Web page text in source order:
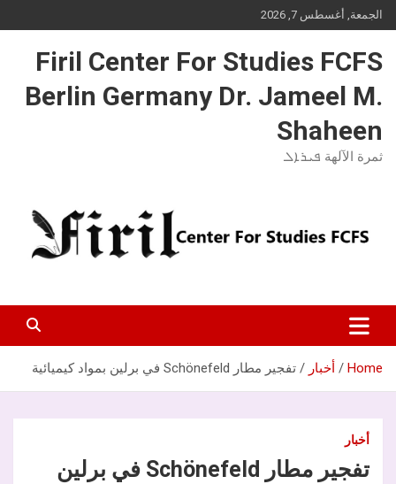
Skip
to
الجمعة, أغسطس 7, 2026
Firil Center For Studies FCFS
Berlin Germany Dr. Jameel M.
Shaheen
ثمرة الآلهة ܦܝܪܐܠ
Home أخبار تفجير مطار Schönefeld في برلين بمواد كيميائية
أخبار
تفجير مطار Schönefeld في برلين